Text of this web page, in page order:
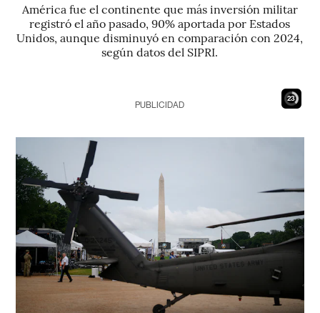
América fue el continente que más inversión militar
registró el año pasado, 90% aportada por Estados
Unidos, aunque disminuyó en comparación con 2024,
según datos del SIPRI.
22
PUBLICIDAD